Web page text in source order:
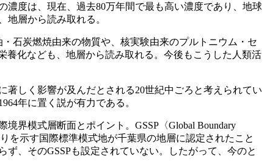
度は、現在、過去80万年間で最も高い濃度であり、地球
層から読み取れる。
石炭燃焼由来の物質や、核実験由来のプルトニウム・セ
養化なども、地層から読み取れる。今後もこうした人類活
しく影響が及んだとされる20世紀中ごろと考えられてい
年に置く説が有力である。
界模式層断面とポイント。GSSP〈Global Boundary
を示す国際標準模式地が千葉県の地層に認定されたこと
、そのGSSPも設定されていない。したがって、今のと